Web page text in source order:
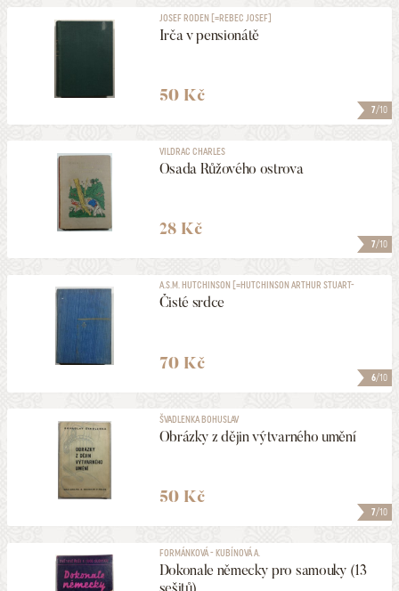
7/10
JOSEF RODEN [=REBEC JOSEF]
Irča v pensionátě
50 Kč
7/10
VILDRAC CHARLES
Osada Růžového ostrova
28 Kč
6/10
A.S.M. HUTCHINSON [=HUTCHINSON ARTHUR STUART-
MENTETH]
Čisté srdce
70 Kč
7/10
ŠVADLENKA BOHUSLAV
Obrázky z dějin výtvarného umění
50 Kč
FORMÁNKOVÁ - KUBÍNOVÁ A.
Dokonale německy pro samouky (13